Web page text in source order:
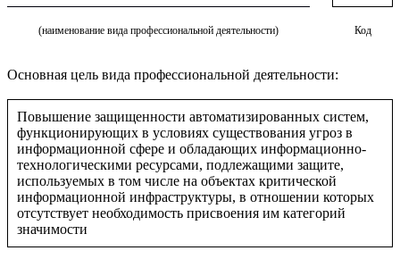
(наименование вида профессиональной деятельности) Код
Основная цель вида профессиональной деятельности:
Повышение защищенности автоматизированных систем,
функционирующих в условиях существования угроз в
информационной сфере и обладающих информационно-
технологическими ресурсами, подлежащими защите,
используемых в том числе на объектах критической
информационной инфраструктуры, в отношении которых
отсутствует необходимость присвоения им категорий
значимости